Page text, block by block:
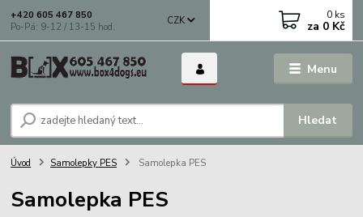
Menu
CZK
Hledat
+420 605 467 850
Po-Pá: 9-12 / 13-15 hod.
0 ks
za 0 Kč
Úvod Samolepky PES Samolepka PES
Samolepka PES